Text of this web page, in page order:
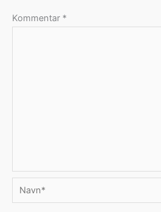
Kommentar *
Navn*